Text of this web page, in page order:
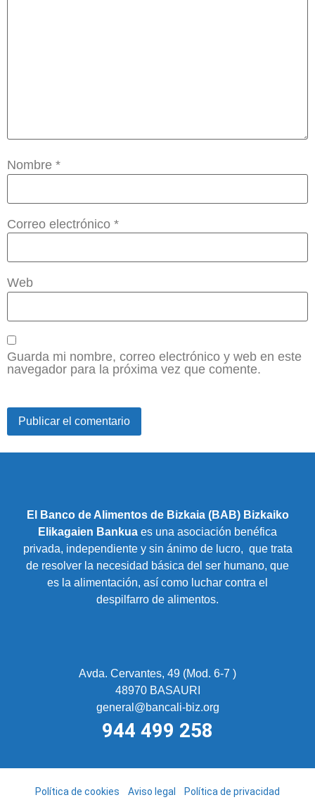
Nombre *
Correo electrónico *
Web
Guarda mi nombre, correo electrónico y web en este
navegador para la próxima vez que comente.
El Banco de Alimentos de Bizkaia (BAB) Bizkaiko
Elikagaien Bankua es una asociación benéfica
privada, independiente y sin ánimo de lucro, que trata
de resolver la necesidad básica del ser humano, que
es la alimentación, así como luchar contra el
despilfarro de alimentos.
Avda. Cervantes, 49 (Mod. 6-7 )
48970 BASAURI
general@bancali-biz.org
944 499 258
Política de cookies Aviso legal Política de privacidad